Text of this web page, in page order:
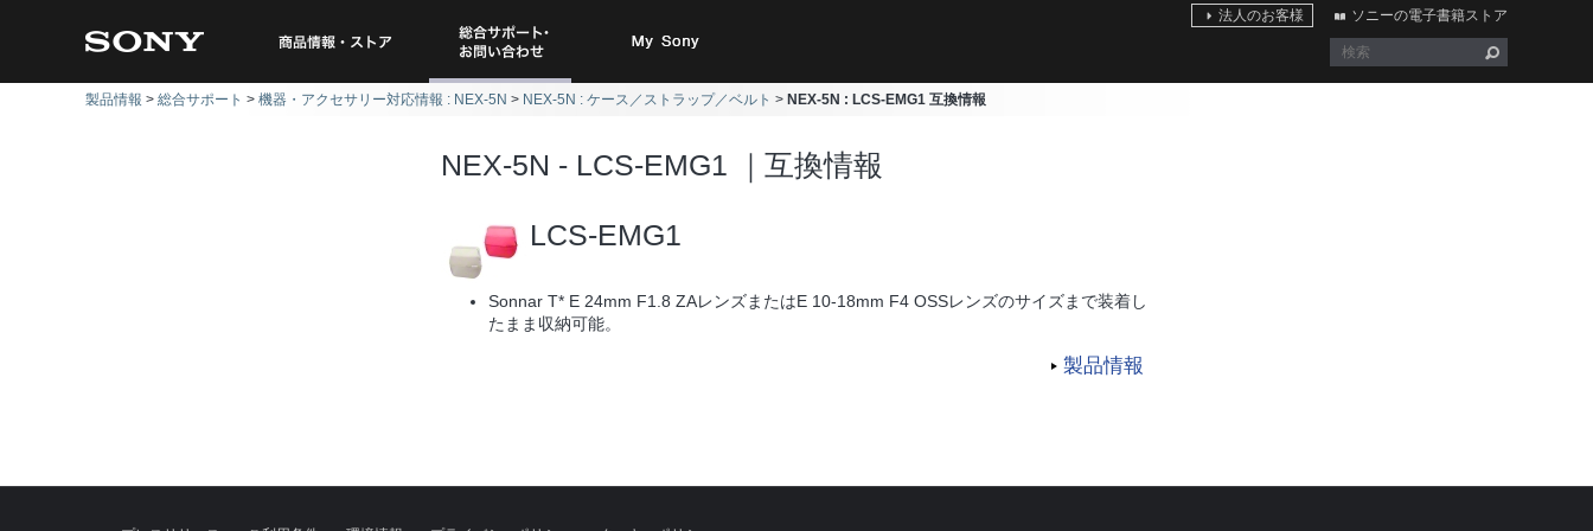
商品情報・ストア
総合サポート・お
My Sony
法人のお客様 ソニーの電子書籍ストア
製品情報 総合サポート 機器・アクセサリー対応情報 : NEX-5N NEX-5N : ケース／ストラップ／ベルト NEX-5N : LCS-EMG1 互換情報
NEX-5N - LCS-EMG1 ｜互換情報
LCS-EMG1
Sonnar T* E 24mm F1.8 ZAレンズまたはE 10-18mm F4 OSSレンズのサイズまで装着し
たまま収納可能。
製品情報